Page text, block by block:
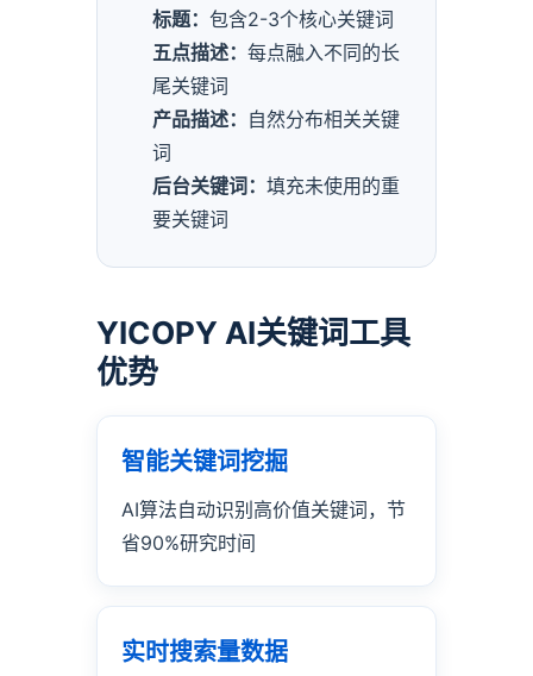
标题： 包含2-3个核心关键词
五点描述： 每点融入不同的长
尾关键词
产品描述： 自然分布相关关键
词
后台关键词： 填充未使用的重
要关键词
YICOPY AI关键词工具
优势
智能关键词挖掘
AI算法自动识别高价值关键词，节
省90%研究时间
实时搜索量数据